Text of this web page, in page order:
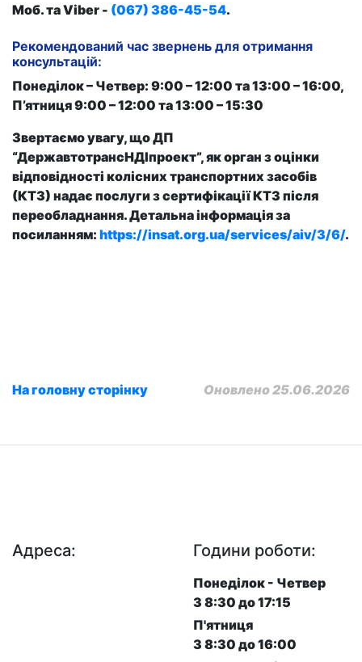
Моб. та Viber - (067) 386-45-54.
Рекомендований час звернень для отримання
консультацій:
Понеділок – Четвер: 9:00 – 12:00 та 13:00 – 16:00,
П’ятниця 9:00 – 12:00 та 13:00 – 15:30
Звертаємо увагу, що ДП
“ДержавтотрансНДІпроект”, як орган з оцінки
відповідності колісних транспортних засобів
(КТЗ) надає послуги з сертифікації КТЗ після
переобладнання. Детальна інформація за
посиланням: https://insat.org.ua/services/aiv/3/6/.
На головну сторінку Оновлено 25.06.2026
Адреса: Години роботи:
Понеділок - Четвер
З 8:30 до 17:15
П'ятниця
З 8:30 до 16:00